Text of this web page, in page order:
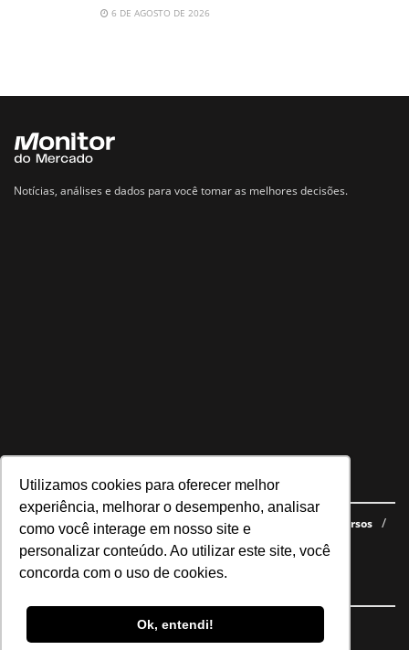
Utilizamos cookies para oferecer melhor
experiência, melhorar o desempenho, analisar
como você interage em nosso site e
personalizar conteúdo. Ao utilizar este site, você
concorda com o uso de cookies.
Ok, entendi!
6 DE AGOSTO DE 2026
Notícias, análises e dados para você tomar as melhores decisões.
Navegue no site
Últimas notícias Quem somos E-books gratuitos
Cursos
Política de privacidade